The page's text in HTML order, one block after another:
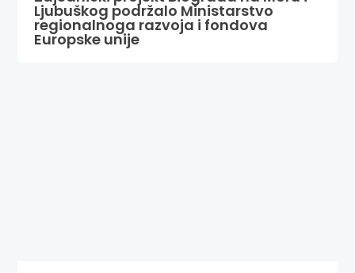
Ljubuškog podržalo Ministarstvo
regionalnoga razvoja i fondova
Europske unije